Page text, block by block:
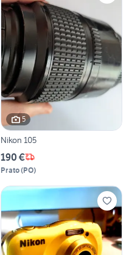
5
Nikon 105
190 €
Prato(PO)